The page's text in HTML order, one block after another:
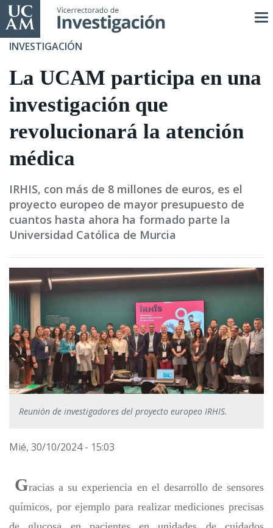
Pasar
al
contenido
INVESTIGACIÓN
La UCAM participa en una
investigación que
revolucionará la atención
médica
IRHIS, con más de 8 millones de euros, es el
proyecto europeo de mayor presupuesto de
cuantos hasta ahora ha formado parte la
Universidad Católica de Murcia
Reunión de investigadores del proyecto europeo IRHIS.
Mié, 30/10/2024 - 15:03
Gracias a su experiencia en el desarrollo de sensores
químicos, por ejemplo para realizar mediciones precisas